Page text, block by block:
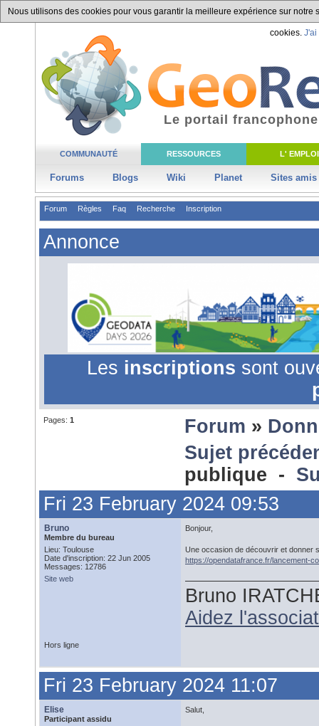
Nous utilisons des cookies pour vous garantir la meilleure expérience sur
cookies. J'ai
COMMUNAUTÉ RESSOURCES L' EMPLOI
Forums Blogs Wiki Planet Sites amis
Le portail
Forum Règles Faq Recherche Inscription
Annonce
Les inscriptions sont
Pages: 1 Forum »
Sujet
publique -
Fri 23 February 2024 09:53
Bruno
Membre du bureau
Lieu: Toulouse
Date d'inscription: 22 Jun 2005
Messages: 12786
Site web
Bonjour,
Une occasion de découvrir et donner
https://opendatafrance.fr/lancement-
Bruno
Aidez
Hors ligne
Fri 23 February 2024 11:07
Elise
Participant assidu
Salut,